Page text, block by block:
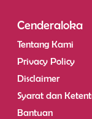
Cenderaloka
Tentang Kami
Privacy Policy
Disclaimer
Syarat dan
Bantuan